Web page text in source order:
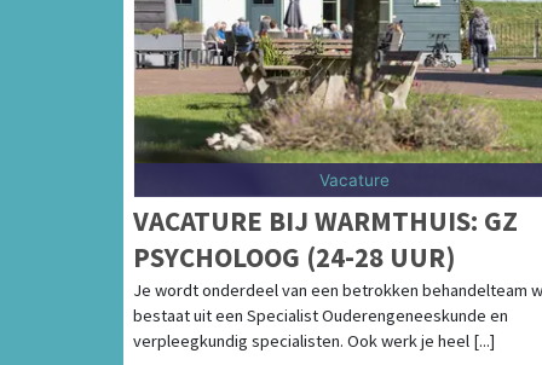
Vacature
VACATURE BIJ WARMTHUIS: GZ
PSYCHOLOOG (24-28 UUR)
Je wordt onderdeel van een betrokken behandelteam
bestaat uit een Specialist Ouderengeneeskunde en
verpleegkundig specialisten. Ook werk je heel [...]